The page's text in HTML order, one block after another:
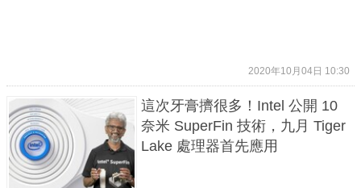
2020年10月04日 10:30
這次牙膏擠很多！Intel 公開 10
奈米 SuperFin 技術，九月 Tiger
Lake 處理器首先應用